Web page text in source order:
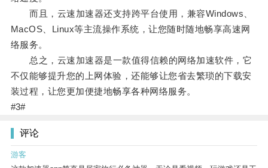
而且，云速加速器还支持跨平台使用，兼容Windows、
MacOS、Linux等主流操作系统，让您随时随地畅享高速网
络服务。
总之，云速加速器是一款值得信赖的网络加速软件，它
不仅能够提升您的上网体验，还能够让您省去繁琐的下载安
装过程，让您更加便捷地畅享各种网络服务。
#3#
评论
游客